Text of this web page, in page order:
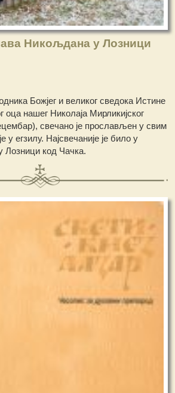
Никољдана у Лозници
Божјег и великог сведока Истине
оца нашег Николаја Мирликијског
свечано је прослављен у свим
у егзилу. Најсвечаније је било у
Лозници код Чачка.